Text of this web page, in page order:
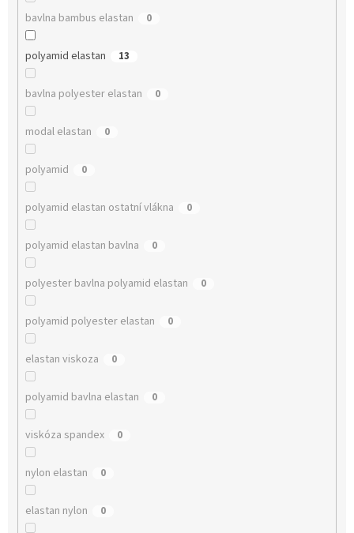
bavlna bambus elastan 0
polyamid elastan 13
bavlna polyester elastan 0
modal elastan 0
polyamid 0
polyamid elastan ostatní vlákna 0
polyamid elastan bavlna 0
polyester bavlna polyamid elastan 0
polyamid polyester elastan 0
elastan viskoza 0
polyamid bavlna elastan 0
viskóza spandex 0
nylon elastan 0
elastan nylon 0